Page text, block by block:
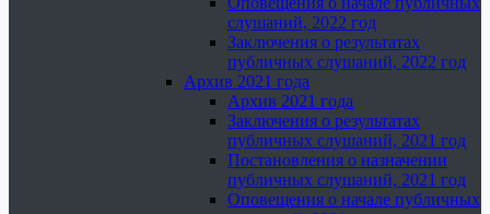
слушаний, 2022 год
Заключения о результатах
публичных слушаний, 2022 год
Архив 2021 года
Архив 2021 года
Заключения о результатах
публичных слушаний, 2021 год
Постановления о назначении
публичных слушаний, 2021 год
Оповещения о начале публичных